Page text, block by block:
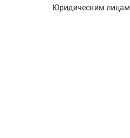
Юридическим лицам